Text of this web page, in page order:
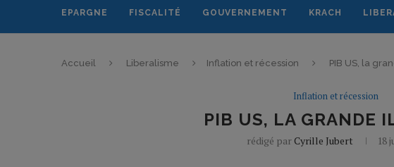
EPARGNE FISCALITÉ GOUVERNEMENT KRACH
Accueil Liberalisme Inflation et récession PIB US, la
Inflation et récession
PIB US, LA GRANDE
rédigé parCyrille Jubert 18